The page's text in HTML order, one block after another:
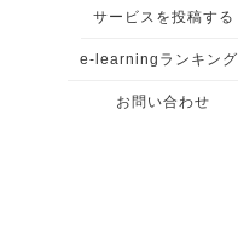
サービスを投稿する
e-learningランキング
お問い合わせ